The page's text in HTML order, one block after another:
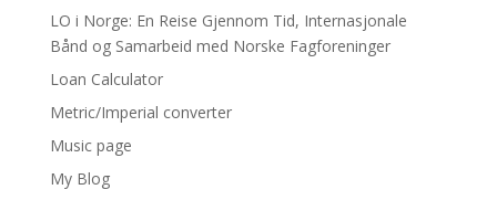
LO i Norge: En Reise Gjennom Tid, Internasjonale
Bånd og Samarbeid med Norske Fagforeninger
Loan Calculator
Metric/Imperial converter
Music page
My Blog